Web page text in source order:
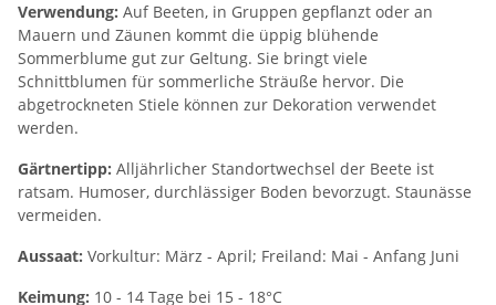
Verwendung: Auf Beeten, in Gruppen gepflanzt oder an
Mauern und Zäunen kommt die üppig blühende
Sommerblume gut zur Geltung. Sie bringt viele
Schnittblumen für sommerliche Sträuße hervor. Die
abgetrockneten Stiele können zur Dekoration verwendet
werden.
Gärtnertipp: Alljährlicher Standortwechsel der Beete ist
ratsam. Humoser, durchlässiger Boden bevorzugt. Staunässe
vermeiden.
Aussaat: Vorkultur: März - April; Freiland: Mai - Anfang Juni
Keimung: 10 - 14 Tage bei 15 - 18°C